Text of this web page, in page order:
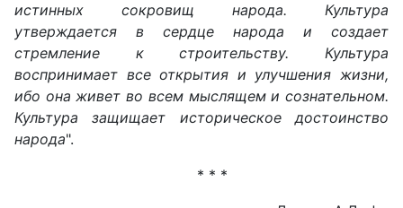
истинных сокровищ народа. Культура
утверждается в сердце народа и создает
стремление к строительству. Культура
воспринимает все открытия и улучшения жизни,
ибо она живет во всем мыслящем и сознательном.
Культура защищает историческое достоинство
народа".
* * *